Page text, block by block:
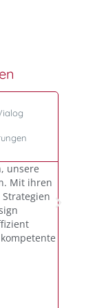
unsere
Mit ihren